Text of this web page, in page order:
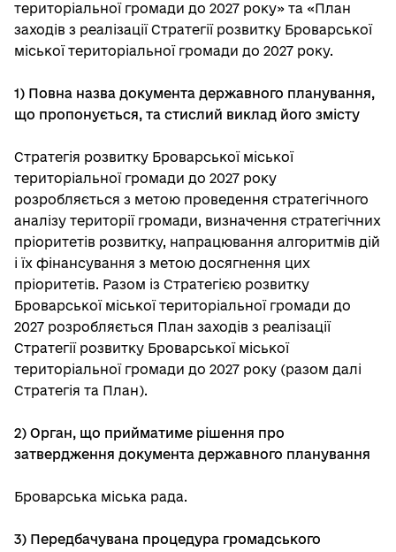
територіальної громади до 2027 року» та «План
заходів з реалізації Стратегії розвитку Броварської
міської територіальної громади до 2027 року.
1) Повна назва документа державного планування,
що пропонується, та стислий виклад його змісту
Стратегія розвитку Броварської міської
територіальної громади до 2027 року
розробляється з метою проведення стратегічного
аналізу території громади, визначення стратегічних
пріоритетів розвитку, напрацювання алгоритмів дій
і їх фінансування з метою досягнення цих
пріоритетів. Разом із Стратегією розвитку
Броварської міської територіальної громади до
2027 розробляється План заходів з реалізації
Стратегії розвитку Броварської міської
територіальної громади до 2027 року (разом далі
Стратегія та План).
2) Орган, що прийматиме рішення про
затвердження документа державного планування
Броварська міська рада.
3) Передбачувана процедура громадського